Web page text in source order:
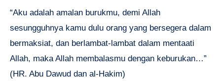
“Aku adalah amalan burukmu, demi Allah
sesungguhnya kamu dulu orang yang bersegera dalam
bermaksiat, dan berlambat-lambat dalam mentaati
Allah, maka Allah membalasmu dengan keburukan…”
(HR. Abu Dawud dan al-Hakim)